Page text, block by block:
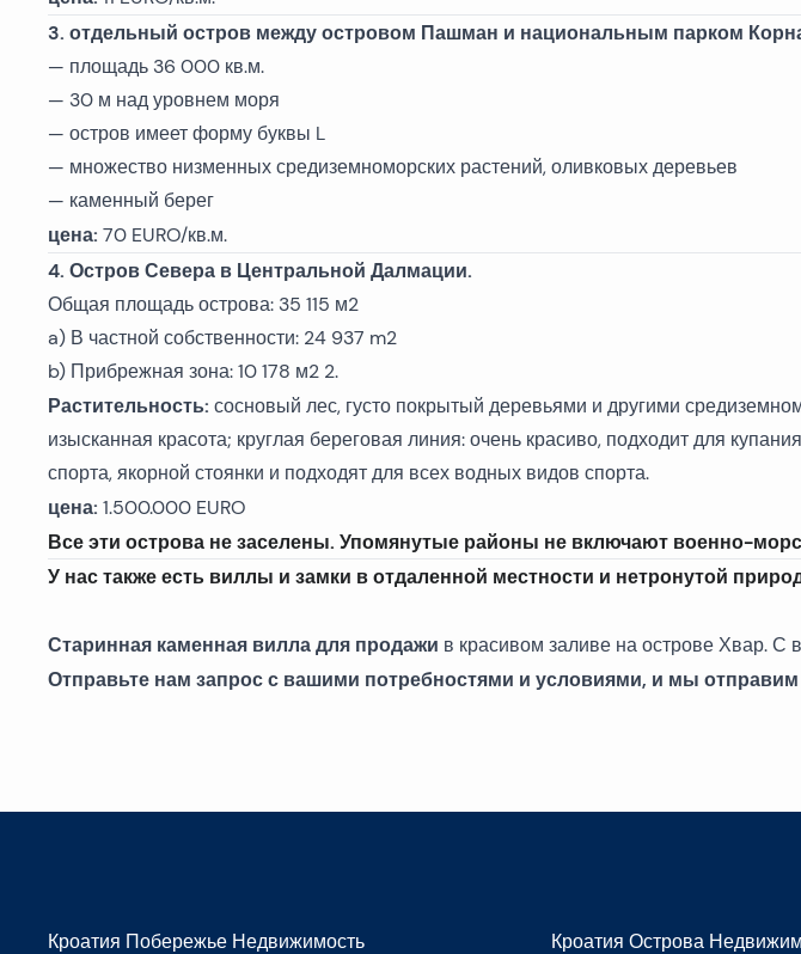
3. отдельный остров между островом Пашман и национальным парком
— площадь 36 000 кв.м.
— 30 м над уровнем моря
— остров имеет форму буквы L
— множество низменных средиземноморских растений, оливковых деревьев
— каменный берег
цена: 70 EURO/кв.м.
4. Остров Севера в Центральной Далмации.
Общая площадь острова: 35 115 м2
a) В частной собственности: 24 937 m2
b) Прибрежная зона: 10 178 м2 2.
Растительность: сосновый лес, густо покрытый деревьями и другими
изысканная красота; круглая береговая линия: очень красиво, подходит для
спорта, якорной стоянки и подходят для всех водных видов спорта.
цена: 1.500.000 EURO
Все эти острова не заселены. Упомянутые районы не включают военно-
У нас также есть виллы и замки в отдаленной местности и нетронутой
Старинная каменная вилла для продажи в красивом заливе на острове Хвар. С
Отправьте нам запрос с вашими потребностями и условиями, и мы
Кроатия Побережье Недвижимость Кроатия Острова